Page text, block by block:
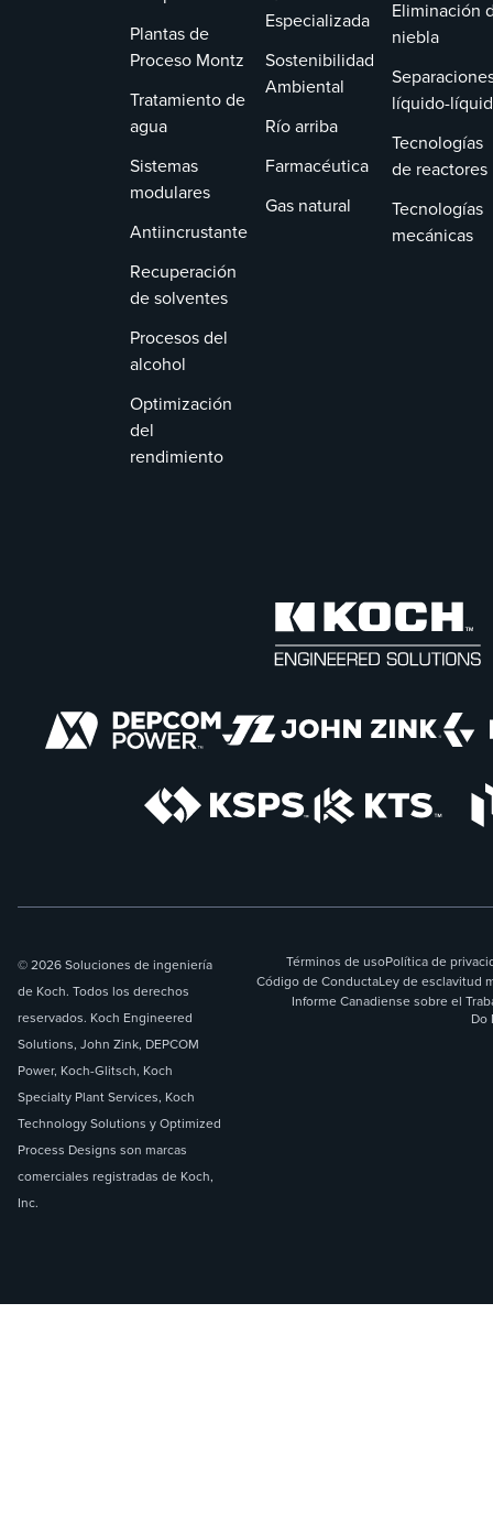
Plantas de
Proceso Montz
Tratamiento de
agua
Sistemas
modulares
Antiincrustante
Recuperación
de solventes
Procesos del
alcohol
Optimización
del
rendimiento
Especializada
Sostenibilidad
Ambiental
Río arriba
Farmacéutica
Gas natural
Eliminación
niebla
líquido-
Tecnologías
de reactores
Tecnologías
mecánicas
© 2026 Soluciones de ingeniería
de Koch. Todos los derechos
reservados. Koch Engineered
Solutions, John Zink, DEPCOM
Power, Koch-Glitsch, Koch
Specialty Plant Services, Koch
Technology Solutions y Optimized
Process Designs son marcas
comerciales registradas de Koch,
Inc.
Términos de usoPolítica de
Código de ConductaLey de esclavitud
Informe Canadiense sobre el
Do